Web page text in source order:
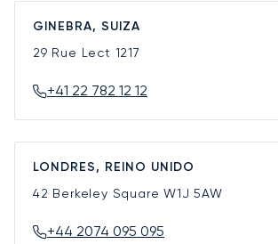
GINEBRA, SUIZA
29 Rue Lect 1217
+41 22 782 12 12
LONDRES, REINO UNIDO
42 Berkeley SquareW1J 5AW
+44 2074 095 095